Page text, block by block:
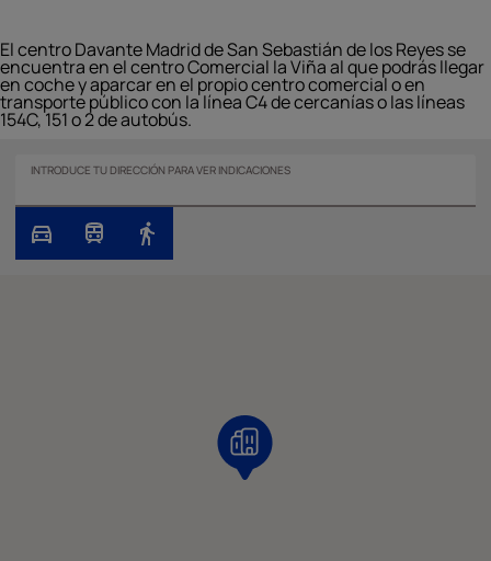
El centro Davante Madrid de San Sebastián de los Reyes se
encuentra en el centro Comercial la Viña al que podrás llegar
en coche y aparcar en el propio centro comercial o en
transporte público con la línea C4 de cercanías o las líneas
154C, 151 o 2 de autobús.
INTRODUCE TU DIRECCIÓN PARA VER INDICACIONES